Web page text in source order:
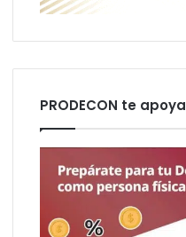
PRODECON te apoya